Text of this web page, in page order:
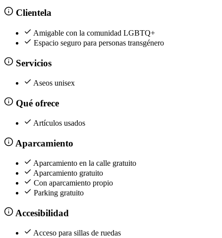
Clientela
Amigable con la comunidad LGBTQ+
Espacio seguro para personas transgénero
Servicios
Aseos unisex
Qué ofrece
Artículos usados
Aparcamiento
Aparcamiento en la calle gratuito
Aparcamiento gratuito
Con aparcamiento propio
Parking gratuito
Accesibilidad
Acceso para sillas de ruedas